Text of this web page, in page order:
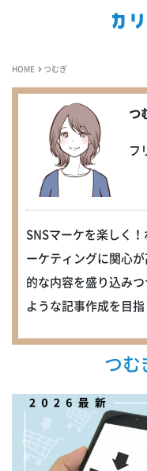
HOME つむぎ
つ
フ
SNSマーケを楽しく
ーケティングに関心
的な内容を盛り込み
ような記事作成を目指
つむ